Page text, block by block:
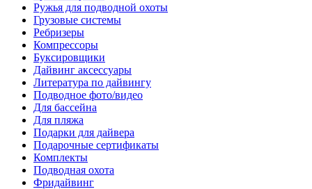
Ружья для подводной охоты
Грузовые системы
Ребризеры
Компрессоры
Буксировщики
Дайвинг аксессуары
Литература по дайвингу
Подводное фото/видео
Для бассейна
Для пляжа
Подарки для дайвера
Подарочные сертификаты
Комплекты
Подводная охота
Фридайвинг